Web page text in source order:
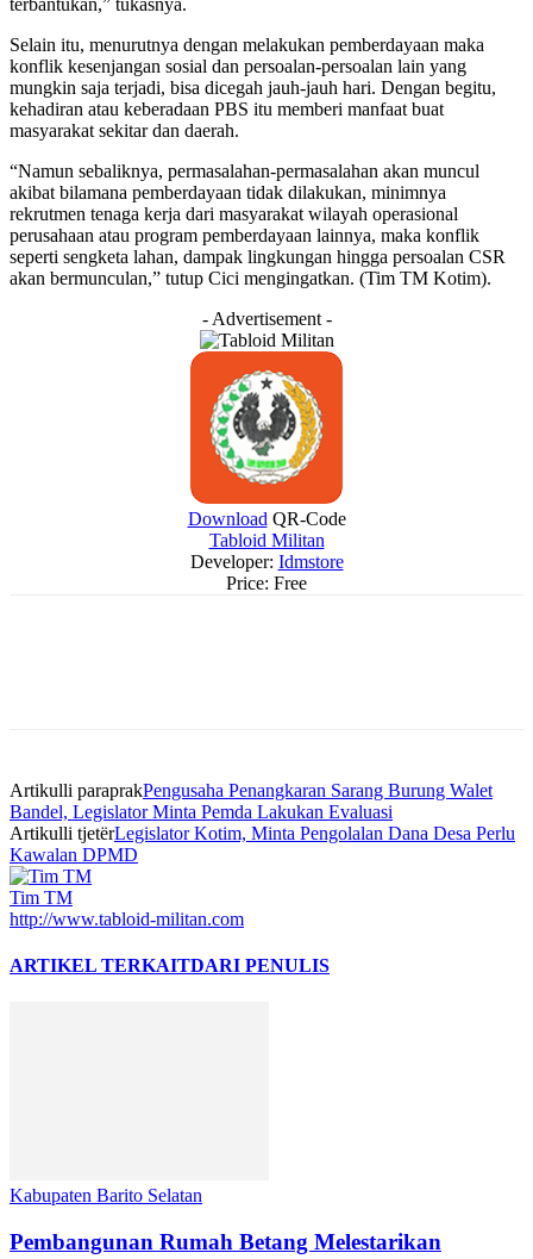
Selain itu, menurutnya dengan melakukan pemberdayaan maka
konflik kesenjangan sosial dan persoalan-persoalan lain yang
mungkin saja terjadi, bisa dicegah jauh-jauh hari. Dengan begitu,
kehadiran atau keberadaan PBS itu memberi manfaat buat
masyarakat sekitar dan daerah.
“Namun sebaliknya, permasalahan-permasalahan akan muncul
akibat bilamana pemberdayaan tidak dilakukan, minimnya
rekrutmen tenaga kerja dari masyarakat wilayah operasional
perusahaan atau program pemberdayaan lainnya, maka konflik
seperti sengketa lahan, dampak lingkungan hingga persoalan CSR
akan bermunculan,” tutup Cici mengingatkan. (Tim TM Kotim).
- Advertisement -
Download QR-Code
Tabloid Militan
Developer: Idmstore
Price: Free
Artikulli paraprakPengusaha Penangkaran Sarang Burung Walet
Bandel, Legislator Minta Pemda Lakukan Evaluasi
Artikulli tjetërLegislator Kotim, Minta Pengolalan Dana Desa Perlu
Kawalan DPMD
Tim TM
http://www.tabloid-militan.com
ARTIKEL TERKAITDARI PENULIS
Kabupaten Barito Selatan
Pembangunan Rumah Betang Melestarikan